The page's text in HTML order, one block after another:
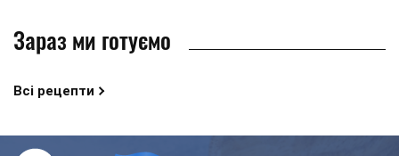
Зараз ми готуємо
Всі рецепти